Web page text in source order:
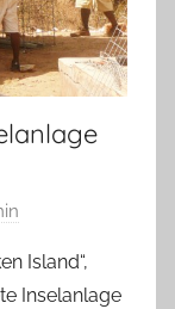
Island“,
Inselanlage